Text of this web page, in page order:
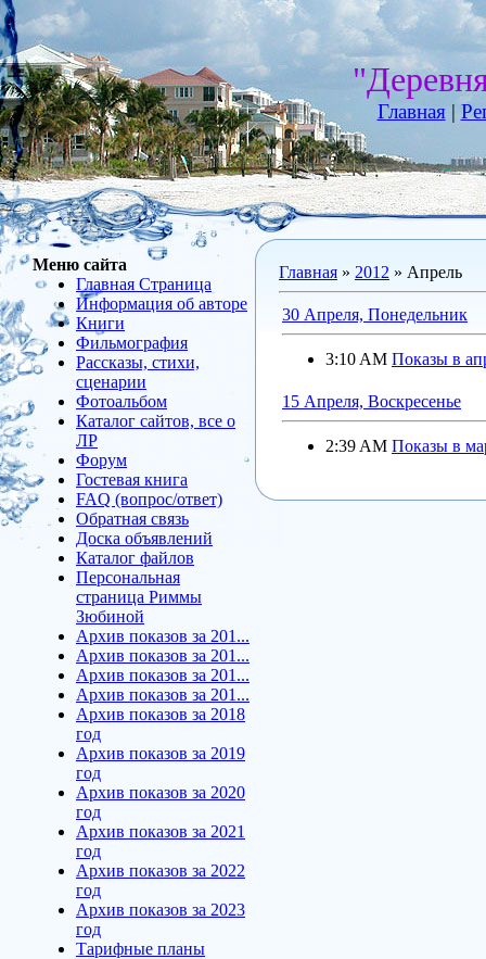
Главная|
Меню сайта
Главная Страница
Информация об авторе
Книги
Фильмография
Рассказы, стихи,
сценарии
Фотоальбом
Каталог сайтов, все о
ЛР
Форум
Гостевая книга
FAQ (вопрос/ответ)
Обратная связь
Доска объявлений
Каталог файлов
Персональная
страница Риммы
Зюбиной
Архив показов за 201...
Архив показов за 201...
Архив показов за 201...
Архив показов за 201...
Архив показов за 2018
год
Архив показов за 2019
год
Архив показов за 2020
год
Архив показов за 2021
год
Архив показов за 2022
год
Архив показов за 2023
год
Тарифные планы
Главная » 2012 » Апрель
30 Апреля, Понедельник
3:10 AM Показы в
15 Апреля, Воскресенье
2:39 AM Показы в